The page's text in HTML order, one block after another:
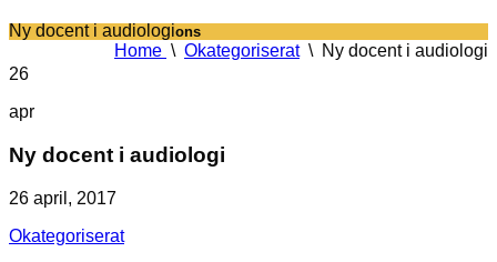
Ny docent i audiologi
Home \ Okategoriserat \ Ny docent i audiologi
ons
26
apr
Ny docent i audiologi
26 april, 2017
Okategoriserat